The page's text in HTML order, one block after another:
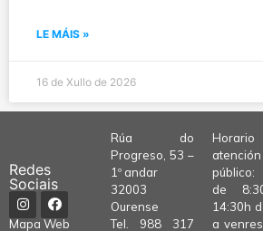
LE MÁIS »
16 de Xullo de 2026
Redes
Sociais
Mapa Web
Rúa do
Progreso, 53 –
1º andar
32003
Ourense
Tel. 988 317
público:
de
14:30h
a